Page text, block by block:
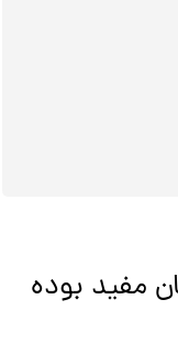
مفید بوده